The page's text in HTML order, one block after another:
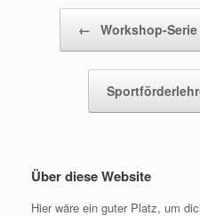
Beitragsnavigation
← Workshop-
Über diese Website
Hier wäre ein guter Platz, um